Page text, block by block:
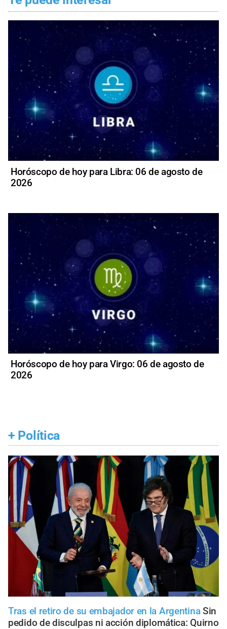
Horóscopo de hoy para Libra: 06 de agosto de
2026
Horóscopo de hoy para Virgo: 06 de agosto de
2026
+ Política
Tras el retiro de su embajador en la Argentina Sin
pedido de disculpas ni acción diplomática: Quirno